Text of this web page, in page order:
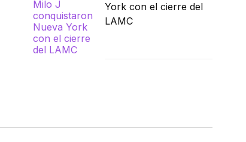
York con el cierre del
LAMC